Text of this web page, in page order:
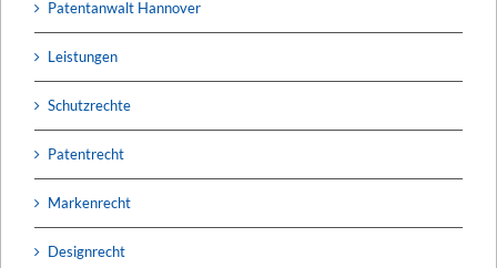
Patentanwalt Hannover
Leistungen
Schutzrechte
Patentrecht
Markenrecht
Designrecht